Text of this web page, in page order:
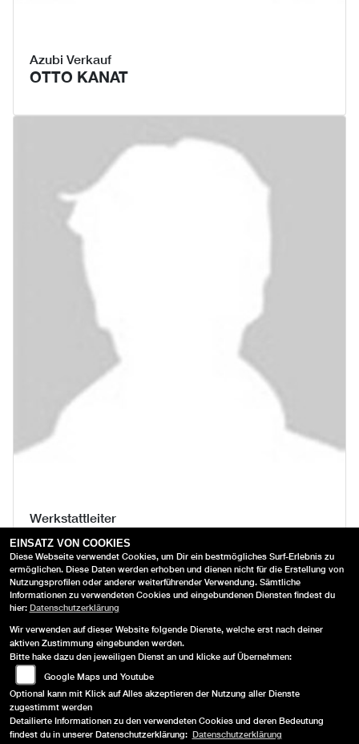
Azubi Verkauf
OTTO KANAT
Werkstattleiter
LUCA AMBACH
IMPRESSUM
DATENSCHUTZ
EINSATZ VON COOKIES
Diese Webseite verwendet Cookies, um Dir ein bestmögliches Surf-Erlebnis zu
ermöglichen. Diese Daten werden erhoben und dienen nicht für die Erstellung von
Nutzungsprofilen oder anderer weiterführender Verwendung. Sämtliche
Informationen zu verwendeten Cookies und eingebundenen Diensten findest du
hier: Datenschutzerklärung
Wir verwenden auf dieser Website folgende Dienste, welche erst nach deiner
aktiven Zustimmung eingebunden werden.
Bitte hake dazu den jeweiligen Dienst an und klicke auf Übernehmen:
Google Maps und Youtube
Optional kann mit Klick auf Alles akzeptieren der Nutzung aller Dienste
zugestimmt werden
Detailierte Informationen zu den verwendeten Cookies und deren Bedeutung
findest du in unserer Datenschutzerklärung: Datenschutzerklärung